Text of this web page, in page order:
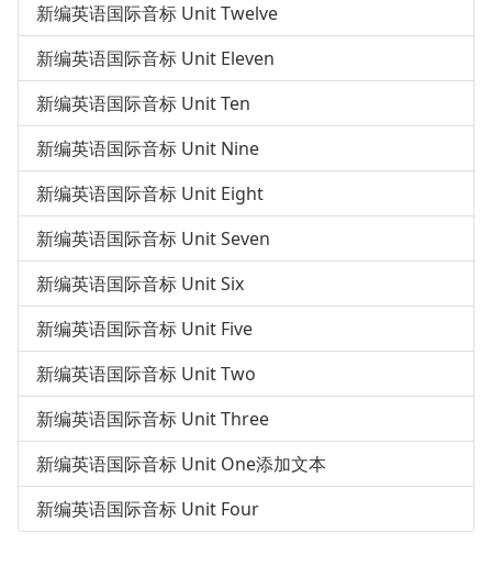
新编英语国际音标 Unit Twelve
新编英语国际音标 Unit Eleven
新编英语国际音标 Unit Ten
新编英语国际音标 Unit Nine
新编英语国际音标 Unit Eight
新编英语国际音标 Unit Seven
新编英语国际音标 Unit Six
新编英语国际音标 Unit Five
新编英语国际音标 Unit Two
新编英语国际音标 Unit Three
新编英语国际音标 Unit One添加文本
新编英语国际音标 Unit Four